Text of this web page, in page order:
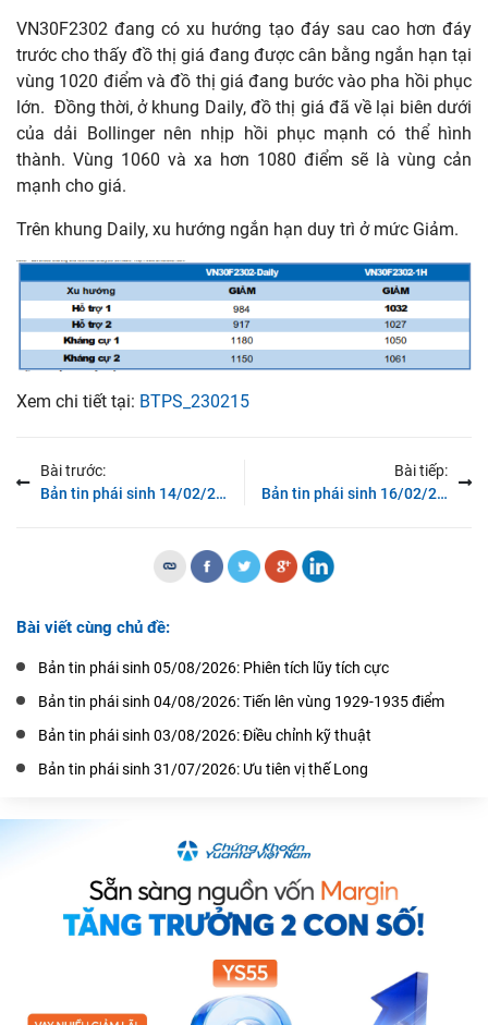
VN30F2302 đang có xu hướng tạo đáy sau cao hơn đáy
trước cho thấy đồ thị giá đang được cân bằng ngắn hạn tại
vùng 1020 điểm và đồ thị giá đang bước vào pha hồi phục
lớn. Đồng thời, ở khung Daily, đồ thị giá đã về lại biên dưới
của dải Bollinger nên nhịp hồi phục mạnh có thể hình
thành. Vùng 1060 và xa hơn 1080 điểm sẽ là vùng cản
mạnh cho giá.
Trên khung Daily, xu hướng ngắn hạn duy trì ở mức Giảm.
Xem chi tiết tại: BTPS_230215
Bài trước:
Bản tin phái sinh 14/02/2023: Tâm lý thận trọng bao trùm
Bài tiếp:
Bản tin phái sinh 16/02/2023: Kiểm định vùng 1065-1076 điểm
Bài viết cùng chủ đề:
Bản tin phái sinh 05/08/2026: Phiên tích lũy tích cực
Bản tin phái sinh 04/08/2026: Tiến lên vùng 1929-1935 điểm
Bản tin phái sinh 03/08/2026: Điều chỉnh kỹ thuật
Bản tin phái sinh 31/07/2026: Ưu tiên vị thế Long